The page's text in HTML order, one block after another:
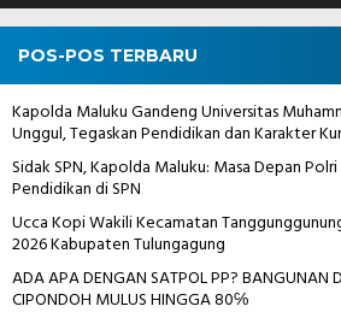
POS-POS TERBARU
Kapolda Maluku Gandeng Universitas
Unggul, Tegaskan Pendidikan dan Karakter
Sidak SPN, Kapolda Maluku: Masa Depan
Pendidikan di SPN
Ucca Kopi Wakili Kecamatan
2026 Kabupaten Tulungagung
ADA APA DENGAN SATPOL PP? BANGUNAN
CIPONDOH MULUS HINGGA 80℅